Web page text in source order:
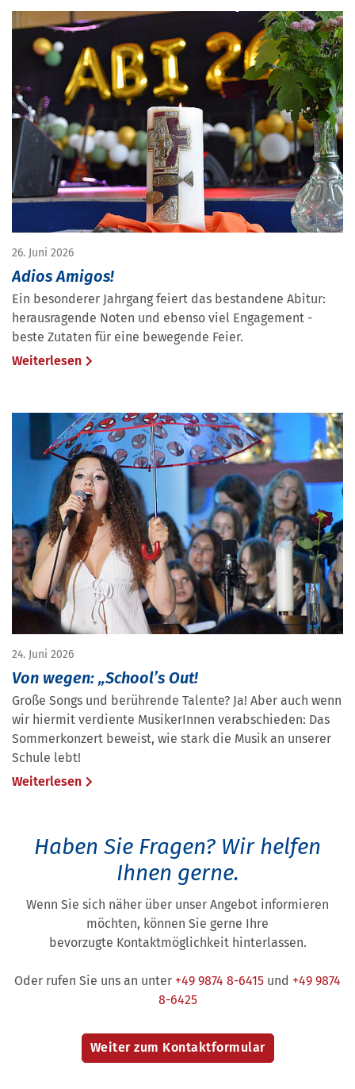
26. Juni 2026
Adios Amigos!
Ein besonderer Jahrgang feiert das bestandene Abitur:
herausragende Noten und ebenso viel Engagement -
beste Zutaten für eine bewegende Feier.
Weiterlesen
24. Juni 2026
Von wegen: „School’s Out!
Große Songs und berührende Talente? Ja! Aber auch wenn
wir hiermit verdiente MusikerInnen verabschieden: Das
Sommerkonzert beweist, wie stark die Musik an unserer
Schule lebt!
Weiterlesen
Haben Sie Fragen? Wir helfen
Ihnen gerne.
Wenn Sie sich näher über unser Angebot informieren
möchten, können Sie gerne Ihre
bevorzugte Kontaktmöglichkeit hinterlassen.
Oder rufen Sie uns an unter +49 9874 8-6415 und +49 9874
8-6425